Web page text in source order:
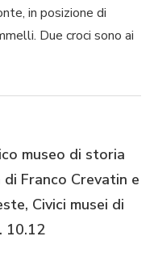
in posizione di
Due croci sono ai
museo di storia
Franco Crevatin e
Civici musei di
10.12